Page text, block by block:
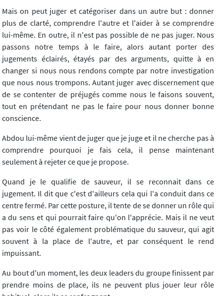
Mais on peut juger et catégoriser dans un autre but : donner
plus de clarté, comprendre l'autre et l'aider à se comprendre
lui-même. En outre, il n'est pas possible de ne pas juger. Nous
passons notre temps à le faire, alors autant porter des
jugements éclairés, étayés par des arguments, quitte à en
changer si nous nous rendons compte par notre investigation
que nous nous trompons. Autant juger avec discernement que
de se contenter de préjugés comme nous le faisons souvent,
tout en prétendant ne pas le faire pour nous donner bonne
conscience.
Abdou lui-même vient de juger que je juge et il ne cherche pas à
comprendre pourquoi je fais cela, il pense maintenant
seulement à rejeter ce que je propose.
Quand je le qualifie de sauveur, il se reconnait dans ce
jugement. Il dit que c'est d'ailleurs cela qui l'a conduit dans ce
centre fermé. Par cette posture, il tente de se donner un rôle qui
a du sens et qui pourrait faire qu'on l'apprécie. Mais il ne veut
pas voir le côté également problématique du sauveur, qui agit
souvent à la place de l'autre, et par conséquent le rend
impuissant.
Au bout d'un moment, les deux leaders du groupe finissent par
prendre moins de place, ils ne peuvent plus jouer leur rôle